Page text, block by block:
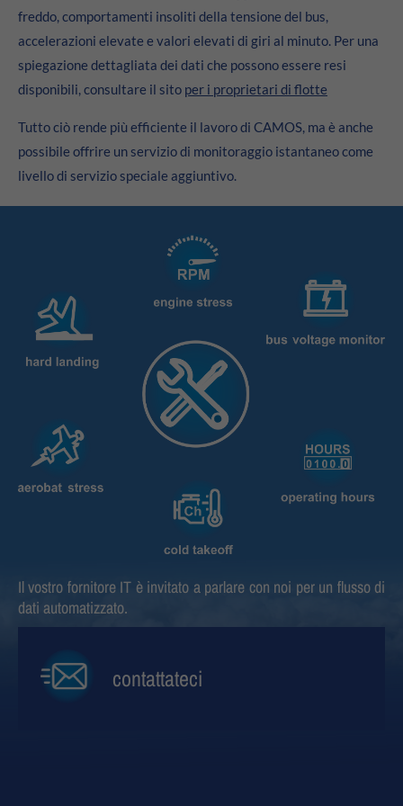
24h/ 365days
Mon - Fri 8:00am - 5:00pm(GMT +1)
Get in touch
Cybersteel Inc.
San Francisco, CA 94102
Have any questions?
+44 1234 567 890
Drop us a line
info@yourdomain.com
About us
Lorem ipsum dolor sit amet, consectetuer adipiscing elit.
Aenean commodo ligula eget dolor. Aenean massa. Cum
sociis natoque penatibus et magnis dis parturient
montes, nascetur ridiculus mus. Donec quam felis,
freddo, comportamenti insoliti della tensione del bus,
accelerazioni elevate e valori elevati di giri al minuto. Per una
spiegazione dettagliata dei dati che possono essere resi
disponibili, consultare il sito per i proprietari di flotte
Tutto ciò rende più efficiente il lavoro di CAMOS, ma è anche
possibile offrire un servizio di monitoraggio istantaneo come
livello di servizio speciale aggiuntivo.
Il vostro fornitore IT è invitato a parlare con noi per un flusso di
dati automatizzato.
contattateci